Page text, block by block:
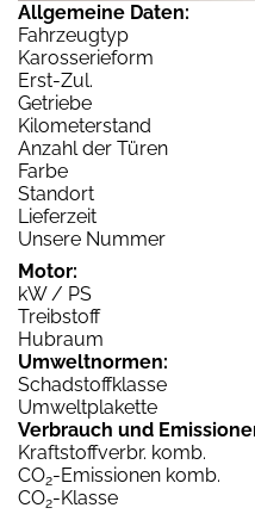
Allgemeine Daten:
Fahrzeugtyp
Karosserieform
Erst-Zul.
Getriebe
Kilometerstand
Anzahl der Türen
Farbe
Standort
Lieferzeit
Unsere Nummer
Motor:
kW / PS
Treibstoff
Hubraum
Umweltnormen:
Schadstoffklasse
Umweltplakette
Verbrauch und
Kraftstoffverbr. komb.
CO2-Emissionen komb.
CO2-Klasse